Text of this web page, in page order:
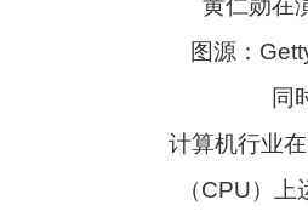
黄仁勋在
图源：
同
计算机行业在
（CPU）上